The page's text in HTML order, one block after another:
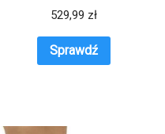
529,99 zł
Sprawdź